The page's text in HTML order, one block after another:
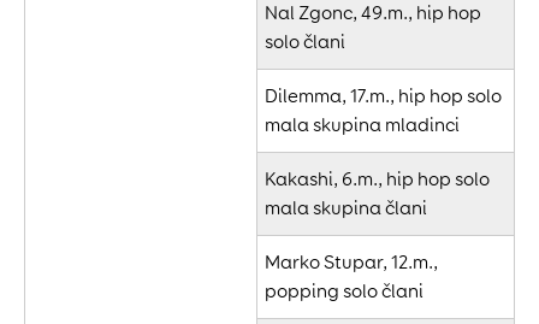
Nal Zgonc, 49.m., hip hop
solo člani
Dilemma, 17.m., hip hop solo
mala skupina mladinci
Kakashi, 6.m., hip hop solo
mala skupina člani
Marko Stupar, 12.m.,
popping solo člani